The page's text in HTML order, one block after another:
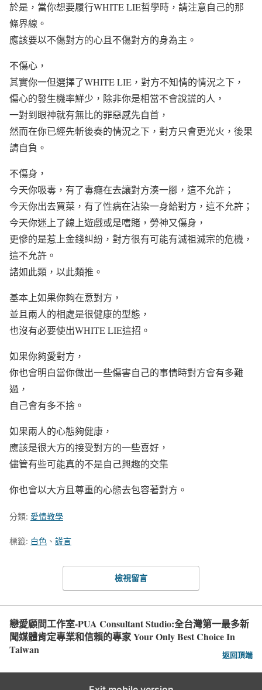
於是，當你想要履行WHITE LIE哲學時，請注意自己的那
條界線。
應該要以不傷對方的心且不傷對方的身為主。
不傷心，
其實你一但選擇了WHITE LIE，對方不知情的情況之下，
傷心的發生機率鮮少，除非你是相當不會說謊的人，
一對到眼神就有無比的罪惡感先自首，
然而在你已經先斬後奏的情況之下，對方只會更光火，後果
請自負。
不傷身，
今天你吸毒，有了毒癮在去讓對方湊一腳，這不允許；
今天你出去買菜，有了性病在沾染一身給對方，這不允許；
今天你迷上了線上遊戲或是嗜賭，勞神又傷身，
更慘的是惹上金錢糾紛，對方很有可能有滅祖滅宗的危機，
這不允許。
諸如此類，以此類推。
基本上如果你夠在意對方，
並且兩人的相處是很健康的型態，
也沒有必要使出WHITE LIE這招。
如果你夠愛對方，
你也會明白當你做出一些傷害自己的事情時對方會有多難
過，
自己會有多不捨。
如果兩人的心態夠健康，
應該是很大方的接受對方的一些喜好，
儘管有些可能真的不是自己興趣的交集
你也會以大方且尊重的心態去包容著對方。
分類: 愛情教學
標籤: 白色 、 謊言
檢視留言
戀愛顧問工作室-PUA Consultant Studio:全台灣第一最多新
聞媒體肯定專業和信賴的專家 Your Only Best Choice In
Taiwan
返回頂端